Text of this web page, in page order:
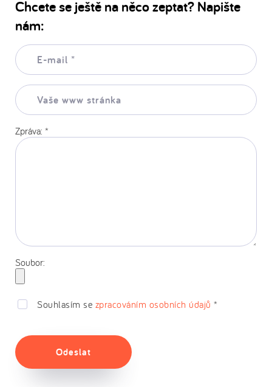
Chcete se ještě na něco zeptat? Napište
nám:
E-
mail:
Vaše
www
stránka:
Zpráva: *
Soubor:
Souhlasím se zpracováním osobních údajů *
Odeslat